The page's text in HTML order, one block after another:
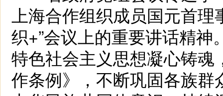
上海合作组织成员国元首理
织+”会议上的重要讲话精
特色社会主义思想凝心铸
作条例》，不断巩固各族